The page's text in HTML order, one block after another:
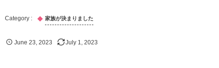
家族が決まりました
June 23 ,2023 July 1 2023